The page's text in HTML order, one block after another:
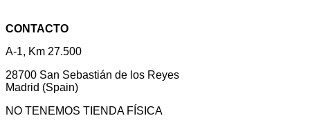
CONTACTO
A-1, Km 27.500
28700 San Sebastián de los Reyes
Madrid (Spain)
NO TENEMOS TIENDA FÍSICA